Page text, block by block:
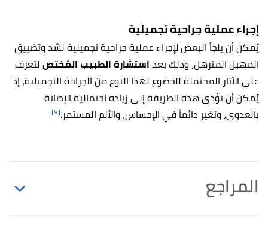
إجراء عملية جراحية تجميلية
يُمكن أن يلجأ البعض لإجراء عملية جراحية تجميلية لشد وتضييق
المهبل المترهل، وذلك بعداستشارة الطبيب المُختصلتعرف
على الآثار المحتملة للخضوع لهذا النوع من الجراحة التجميلية، إذ
يُمكن أن تؤدي هذه الطريقة إلى زيادة احتمالية الإصابة
بالعدوى، وتغير دائماً في الإحساس، والألم المستمر.[٧]
المراجع